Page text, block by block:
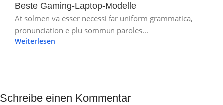
Beste Gaming-Laptop-Modelle
At solmen va esser necessi far uniform grammatica,
pronunciation e plu sommun paroles...
Weiterlesen
Schreibe einen Kommentar